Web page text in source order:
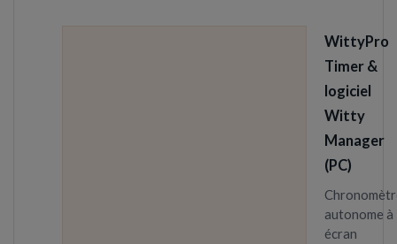
WittyPro
Timer &
logiciel
Witty
Manager
(PC)
autonome à
écran